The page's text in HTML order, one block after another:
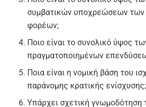
συμβατικών υποχρεώσεων των
φορέων;
Ποιο είναι το συνολικό ύψος
πραγματοποιημένων
Ποια είναι η νομική βάση του
παράνομης κρατικής ενίσχυσης;
Υπάρχει σχετική γνωμοδότηση